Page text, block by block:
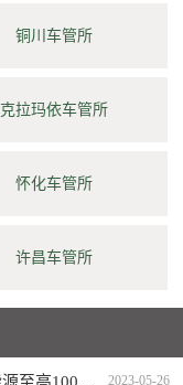
铜川车管所
克拉玛依车管所
怀化车管所
许昌车管所
2023-05-26